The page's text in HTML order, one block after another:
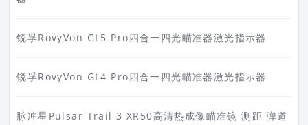
锐孚RovyVon GL5 Pro四合一四光瞄准器激光指示器
锐孚RovyVon GL4 Pro四合一四光瞄准器激光指示器
脉冲星Pulsar Trail 3 XR50高清热成像瞄准镜 测距 弹道